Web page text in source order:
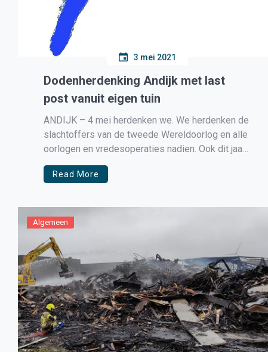
3 mei 2021
Dodenherdenking Andijk met last
post vanuit eigen tuin
ANDIJK – 4 mei herdenken we. We herdenken de
slachtoffers van de tweede Wereldoorlog en alle
oorlogen en vredesoperaties nadien. Ook dit jaar
zal de herdenking in sobere vorm plaats vinden
waarbij het Oranje Comité Andijk de richtlijnen van
5 mei in […]
Read More
Algemeen